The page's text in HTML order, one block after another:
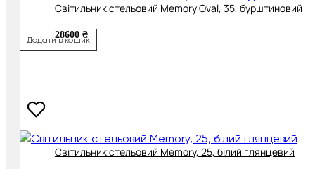
Світильник стельовий Memory Oval, 35, бурштиновий
28600 ₴
Додати в кошик
Світильник стельовий Memory, 25, білий глянцевий